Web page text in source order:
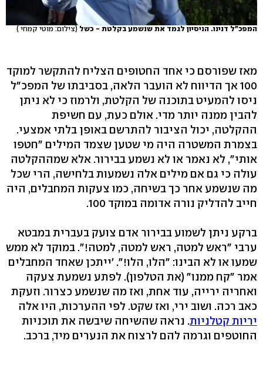
המפכ"ל דנינו. הניסיון לגמד את שנשמע בקלטת - כשל (צילום: מוטי קמחי )
מאז שפורסם כי אחד החטופים הצליח להתקשר למוקד
100 אך הדיווח לא הועבר הלאה, בסביבתו של המפכ"ל
ניסו להמעיט בתוכנה של הקלטת, ולרמוז כי לא ניתן
להבין ממנה יותר מדי. אולם כעת, עם חשיפת
ההקלטה, יכול הציבור להתרשם באופן בלתי אמצעי.
בצמרת המשטרה היה מי שטען שצמד המילים "חטפו
אותי", לא נאמר או לא נשמע בבירור. אלא שמההקלטה
עולה כי גם אם מילים אלה נשמעות בלחישה, הרי שכל
מה שנשמע אחר כך בשיחה, כמו צעקות המחבלים, היה
חייב להדליק נורה אדומה במוקד 100.
ברקע ניתן לשמוע בבירור אדם צועק בעברית במבטא
ערבי "ראש למטה, ראש למטה, למטה!". במוקד לא ממש
שמעו או לא הבינו: "הלו, הלו!". 'ייתכן שאחד המחבלים
אמר "קח ממנו" (את הטלפון). לפתע נשמעת צעקה
ואחריה ירייה, עוד אחת, ואז מה שנשמע כצרור. וזעקת
כאב רכה. ושוב ירי, ואז שקט. לפי ההערכות, היו אלה
יריות קטלניות. נראה שהשיחה שיבשה את תוכניות
החוטפים וגרמה להם לרצוח את הנערים מיד, ברכב.